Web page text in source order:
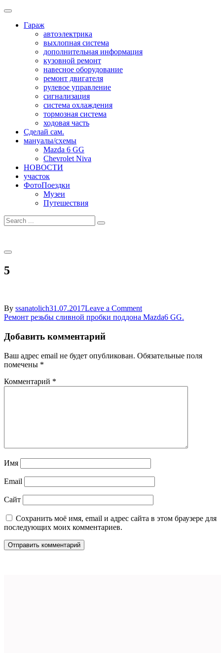
Skip
contentГараж
автоэлектрика
выхлопная система
дополнительная информация
кузовной ремонт
навесное оборудование
ремонт двигателя
рулевое управление
сигнализация
система охлаждения
тормозная система
ходовая часть
Сделай сам.
мануалы/схемы
Mazda 6 GG
Chevrolet Niva
НОВОСТИ
участок
ФотоПоездки
Музеи
Путешествия
Search
for:
5
By ssanatolich31.07.2017Leave a Commenton
5
Навигация
по
записям
Ремонт резьбы сливной пробки поддона Mazda6 GG.
Добавить комментарий
Ваш адрес email не будет опубликован. Обязательные поля
помечены *
Комментарий *
Имя
Email
Сайт
Сохранить моё имя, email и адрес сайта в этом браузере для
последующих моих комментариев.